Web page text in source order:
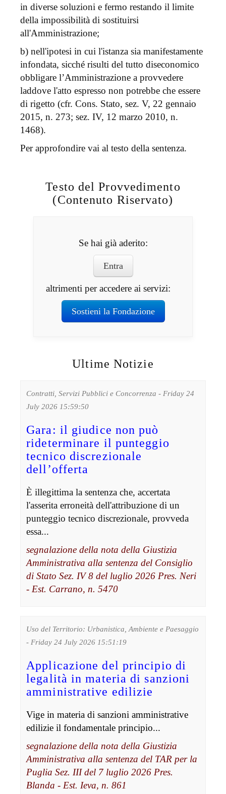
in diverse soluzioni e fermo restando il limite
della impossibilità di sostituirsi
all'Amministrazione;
b) nell'ipotesi in cui l'istanza sia manifestamente
infondata, sicché risulti del tutto diseconomico
obbligare l’Amministrazione a provvedere
laddove l'atto espresso non potrebbe che essere
di rigetto (cfr. Cons. Stato, sez. V, 22 gennaio
2015, n. 273; sez. IV, 12 marzo 2010, n.
1468).
Per approfondire vai al testo della sentenza.
Testo del Provvedimento
(Contenuto Riservato)
Se hai già aderito:
Entra
altrimenti per accedere ai servizi:
Sostieni la Fondazione
Ultime Notizie
Contratti, Servizi Pubblici e Concorrenza - Friday 24
July 2026 15:59:50
Gara: il giudice non può
rideterminare il punteggio
tecnico discrezionale
dell’offerta
È illegittima la sentenza che, accertata
l'asserita erroneità dell'attribuzione di un
punteggio tecnico discrezionale, provveda
essa...
segnalazione della nota della Giustizia
Amministrativa alla sentenza del Consiglio
di Stato Sez. IV 8 del luglio 2026 Pres. Neri
- Est. Carrano, n. 5470
Uso del Territorio: Urbanistica, Ambiente e Paesaggio
- Friday 24 July 2026 15:51:19
Applicazione del principio di
legalità in materia di sanzioni
amministrative edilizie
Vige in materia di sanzioni amministrative
edilizie il fondamentale principio...
segnalazione della nota della Giustizia
Amministrativa alla sentenza del TAR per la
Puglia Sez. III del 7 luglio 2026 Pres.
Blanda - Est. Ieva, n. 861